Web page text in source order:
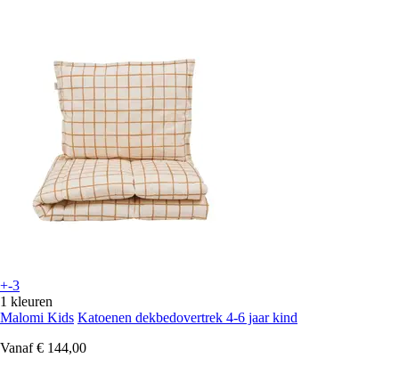
+-3
1 kleuren
Malomi Kids Katoenen dekbedovertrek 4-6 jaar kind
Vanaf € 144,00